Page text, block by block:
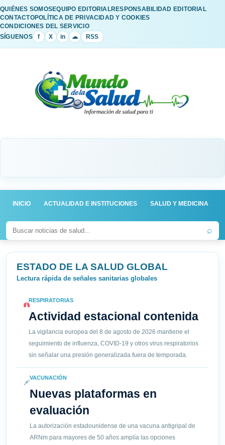
QUIÉNES SOMOSEQUIPO EDITORIALRESPONSABILIDAD EDITORIAL
CONTACTOPOLÍTICA DE PRIVACIDAD Y COOKIES
CONDICIONES DEL SERVICIO
SÍGUENOS
f X in ☁ RSS
INICIO ACTUALIDAD E INSTITUCIONES SALUD Y MEDICINA
⌕
ESTADO DE LA SALUD GLOBAL
Lectura rápida de señales sanitarias globales
RESPIRATORIAS
Actividad estacional contenida
La vigilancia europea del 8 de agosto de 2026 mantiene el
seguimiento de influenza, COVID-19 y otros virus respiratorios
sin señalar una presión generalizada fuera de temporada.
VACUNACIÓN
Nuevas plataformas en
evaluación
La autorización estadounidense de una vacuna antigripal de
ARNm para mayores de 50 años amplía las opciones